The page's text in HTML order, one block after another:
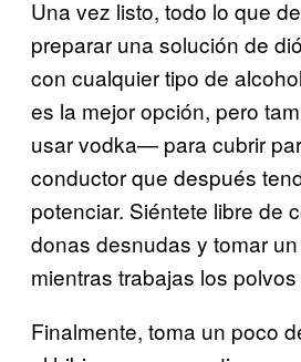
Una vez listo, todo lo que
preparar una solución de
con cualquier tipo de
es la mejor opción, pero
usar vodka— para cubrir
conductor que después
potenciar. Siéntete libre de
donas desnudas y tomar
mientras trabajas los
Finalmente, toma un poco